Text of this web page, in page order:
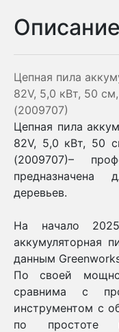
Описание
Цепная пила
82V, 5,0 кВт, 50
(2009707)
Цепная пила
82V, 5,0 кВт, 50
(2009707)–
деревьев.
На начало
аккумуляторная
данным
По своей
сравнима с
инструментом с
по простоте